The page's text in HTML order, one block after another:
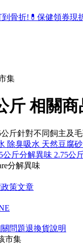
到骨折! 💊保健領券現
集
斤 相關商
斤針對不同飼主及
除臭吸水 天然豆腐
公斤分解異味 2.75公
分解異味
策文章
問題退換貨說明
市集